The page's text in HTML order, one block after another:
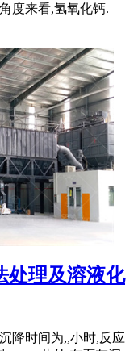
度来看,氢氧化钙.
处理及溶液化
降时间为,,小时,反应